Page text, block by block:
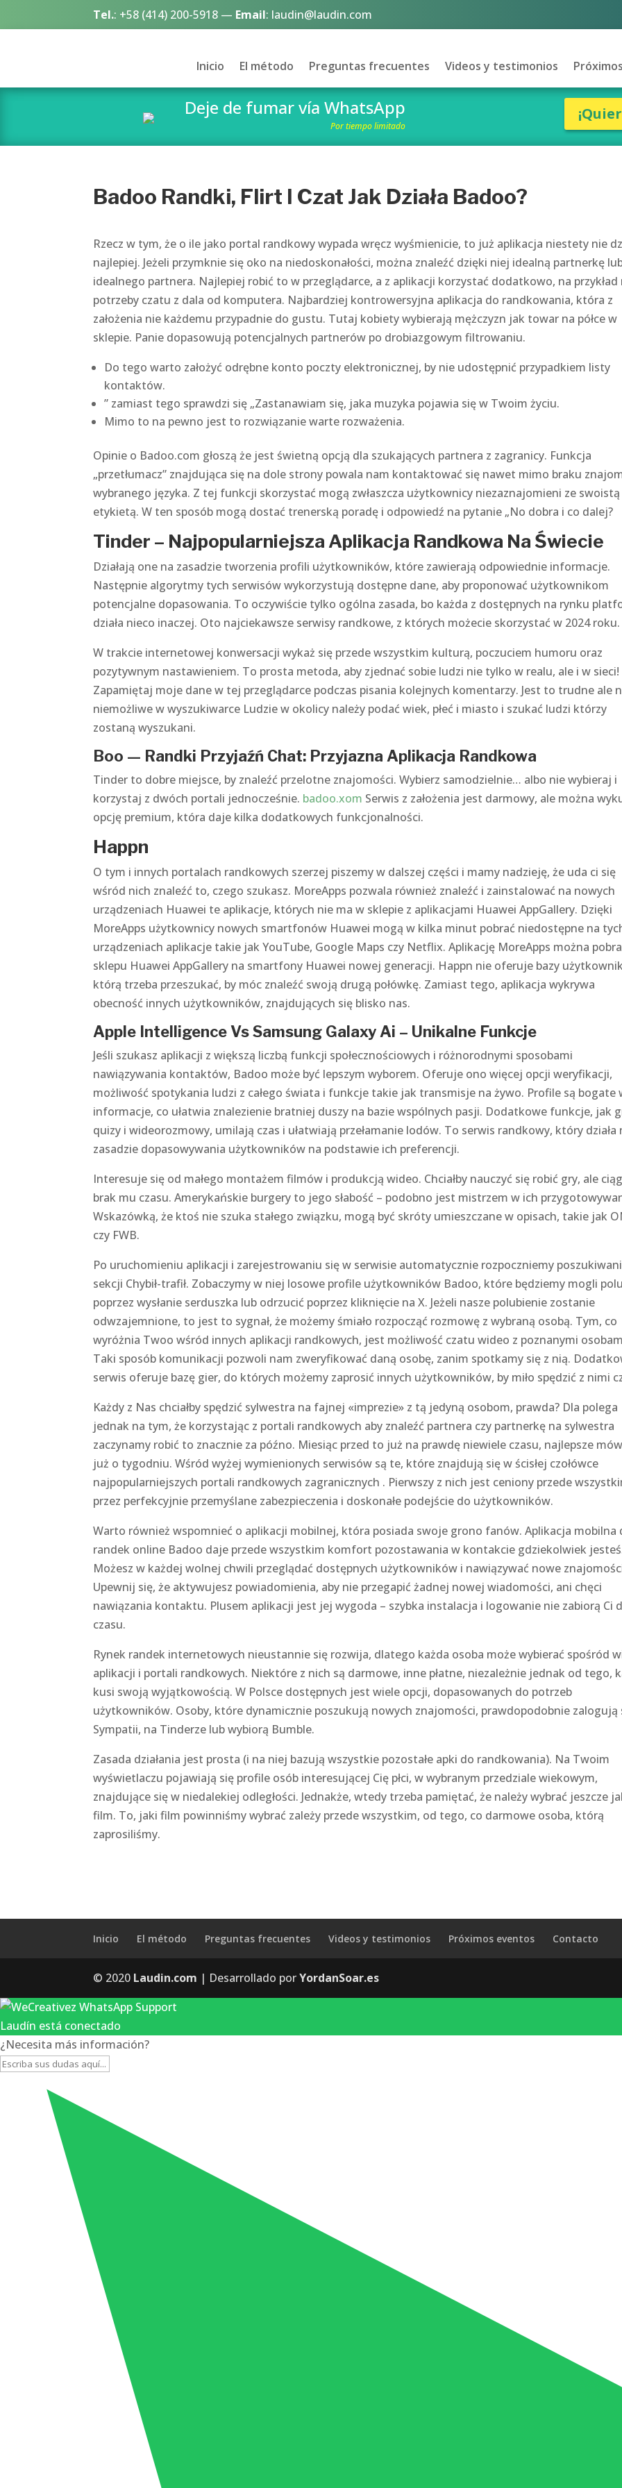
Tel.: +58 (414) 200-5918 — Email: laudin@laudin.com
Inicio El método Preguntas frecuentes Videos y testimonios
Deje de fumar vía WhatsApp
Por tiempo limitado
Badoo Randki, Flirt I Czat Jak Działa Badoo?
Rzecz w tym, że o ile jako portal randkowy wypada wręcz wyśmienicie, to już aplikacja niestety nie
najlepiej. Jeżeli przymknie się oko na niedoskonałości, można znaleźć dzięki niej idealną partnerkę
idealnego partnera. Najlepiej robić to w przeglądarce, a z aplikacji korzystać dodatkowo, na przykład
potrzeby czatu z dala od komputera. Najbardziej kontrowersyjna aplikacja do randkowania, która z
założenia nie każdemu przypadnie do gustu. Tutaj kobiety wybierają mężczyzn jak towar na półce w
sklepie. Panie dopasowują potencjalnych partnerów po drobiazgowym filtrowaniu.
Do tego warto założyć odrębne konto poczty elektronicznej, by nie udostępnić przypadkiem listy
kontaktów.
” zamiast tego sprawdzi się „Zastanawiam się, jaka muzyka pojawia się w Twoim życiu.
Mimo to na pewno jest to rozwiązanie warte rozważenia.
Opinie o Badoo.com głoszą że jest świetną opcją dla szukających partnera z zagranicy. Funkcja
„przetłumacz” znajdująca się na dole strony powala nam kontaktować się nawet mimo braku
wybranego języka. Z tej funkcji skorzystać mogą zwłaszcza użytkownicy niezaznajomieni ze swoistą
etykietą. W ten sposób mogą dostać trenerską poradę i odpowiedź na pytanie „No dobra i co dalej?
Tinder – Najpopularniejsza Aplikacja Randkowa Na Świecie
Działają one na zasadzie tworzenia profili użytkowników, które zawierają odpowiednie informacje.
Następnie algorytmy tych serwisów wykorzystują dostępne dane, aby proponować użytkownikom
potencjalne dopasowania. To oczywiście tylko ogólna zasada, bo każda z dostępnych na rynku
działa nieco inaczej. Oto najciekawsze serwisy randkowe, z których możecie skorzystać w 2024 roku.
W trakcie internetowej konwersacji wykaż się przede wszystkim kulturą, poczuciem humoru oraz
pozytywnym nastawieniem. To prosta metoda, aby zjednać sobie ludzi nie tylko w realu, ale i w sieci!
Zapamiętaj moje dane w tej przeglądarce podczas pisania kolejnych komentarzy. Jest to trudne ale
niemożliwe w wyszukiwarce Ludzie w okolicy należy podać wiek, płeć i miasto i szukać ludzi którzy
zostaną wyszukani.
Boo — Randki Przyjaźń Chat: Przyjazna Aplikacja Randkowa
Tinder to dobre miejsce, by znaleźć przelotne znajomości. Wybierz samodzielnie… albo nie wybieraj i
korzystaj z dwóch portali jednocześnie. badoo.xom Serwis z założenia jest darmowy, ale można
opcję premium, która daje kilka dodatkowych funkcjonalności.
Happn
O tym i innych portalach randkowych szerzej piszemy w dalszej części i mamy nadzieję, że uda ci się
wśród nich znaleźć to, czego szukasz. MoreApps pozwala również znaleźć i zainstalować na nowych
urządzeniach Huawei te aplikacje, których nie ma w sklepie z aplikacjami Huawei AppGallery. Dzięki
MoreApps użytkownicy nowych smartfonów Huawei mogą w kilka minut pobrać niedostępne na
urządzeniach aplikacje takie jak YouTube, Google Maps czy Netflix. Aplikację MoreApps można
sklepu Huawei AppGallery na smartfony Huawei nowej generacji. Happn nie oferuje bazy
którą trzeba przeszukać, by móc znaleźć swoją drugą połówkę. Zamiast tego, aplikacja wykrywa
obecność innych użytkowników, znajdujących się blisko nas.
Apple Intelligence Vs Samsung Galaxy Ai – Unikalne Funkcje
Jeśli szukasz aplikacji z większą liczbą funkcji społecznościowych i różnorodnymi sposobami
nawiązywania kontaktów, Badoo może być lepszym wyborem. Oferuje ono więcej opcji weryfikacji,
możliwość spotykania ludzi z całego świata i funkcje takie jak transmisje na żywo. Profile są bogate
informacje, co ułatwia znalezienie bratniej duszy na bazie wspólnych pasji. Dodatkowe funkcje, jak
quizy i wideorozmowy, umilają czas i ułatwiają przełamanie lodów. To serwis randkowy, który działa
zasadzie dopasowywania użytkowników na podstawie ich preferencji.
Interesuje się od małego montażem filmów i produkcją wideo. Chciałby nauczyć się robić gry, ale
brak mu czasu. Amerykańskie burgery to jego słabość – podobno jest mistrzem w ich
Wskazówką, że ktoś nie szuka stałego związku, mogą być skróty umieszczane w opisach, takie jak
czy FWB.
Po uruchomieniu aplikacji i zarejestrowaniu się w serwisie automatycznie rozpoczniemy
sekcji Chybił-trafił. Zobaczymy w niej losowe profile użytkowników Badoo, które będziemy mogli
poprzez wysłanie serduszka lub odrzucić poprzez kliknięcie na X. Jeżeli nasze polubienie zostanie
odwzajemnione, to jest to sygnał, że możemy śmiało rozpocząć rozmowę z wybraną osobą. Tym, co
wyróżnia Twoo wśród innych aplikacji randkowych, jest możliwość czatu wideo z poznanymi
Taki sposób komunikacji pozwoli nam zweryfikować daną osobę, zanim spotkamy się z nią.
serwis oferuje bazę gier, do których możemy zaprosić innych użytkowników, by miło spędzić z nimi
Każdy z Nas chciałby spędzić sylwestra na fajnej «imprezie» z tą jedyną osobom, prawda? Dla polega
jednak na tym, że korzystając z portali randkowych aby znaleźć partnera czy partnerkę na sylwestra
zaczynamy robić to znacznie za późno. Miesiąc przed to już na prawdę niewiele czasu, najlepsze
już o tygodniu. Wśród wyżej wymienionych serwisów są te, które znajdują się w ścisłej czołówce
najpopularniejszych portali randkowych zagranicznych . Pierwszy z nich jest ceniony przede
przez perfekcyjnie przemyślane zabezpieczenia i doskonałe podejście do użytkowników.
Warto również wspomnieć o aplikacji mobilnej, która posiada swoje grono fanów. Aplikacja mobilna
randek online Badoo daje przede wszystkim komfort pozostawania w kontakcie gdziekolwiek
Możesz w każdej wolnej chwili przeglądać dostępnych użytkowników i nawiązywać nowe
Upewnij się, że aktywujesz powiadomienia, aby nie przegapić żadnej nowej wiadomości, ani chęci
nawiązania kontaktu. Plusem aplikacji jest jej wygoda – szybka instalacja i logowanie nie zabiorą Ci
czasu.
Rynek randek internetowych nieustannie się rozwija, dlatego każda osoba może wybierać spośród
aplikacji i portali randkowych. Niektóre z nich są darmowe, inne płatne, niezależnie jednak od tego,
kusi swoją wyjątkowością. W Polsce dostępnych jest wiele opcji, dopasowanych do potrzeb
użytkowników. Osoby, które dynamicznie poszukują nowych znajomości, prawdopodobnie zalogują
Sympatii, na Tinderze lub wybiorą Bumble.
Zasada działania jest prosta (i na niej bazują wszystkie pozostałe apki do randkowania). Na Twoim
wyświetlaczu pojawiają się profile osób interesującej Cię płci, w wybranym przedziale wiekowym,
znajdujące się w niedalekiej odległości. Jednakże, wtedy trzeba pamiętać, że należy wybrać jeszcze
film. To, jaki film powinniśmy wybrać zależy przede wszystkim, od tego, co darmowe osoba, którą
zaprosiliśmy.
Inicio El método Preguntas frecuentes Videos y testimonios Próximos eventos Contacto
© 2020 Laudin.com | Desarrollado porYordanSoar.es
Laudín está conectado
¿Necesita más información?